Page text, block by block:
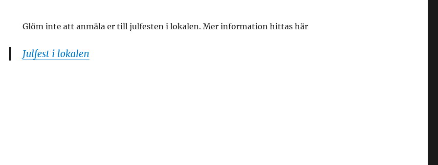
Glöm inte att anmäla er till julfesten i lokalen. Mer information hittas här
Julfest i lokalen